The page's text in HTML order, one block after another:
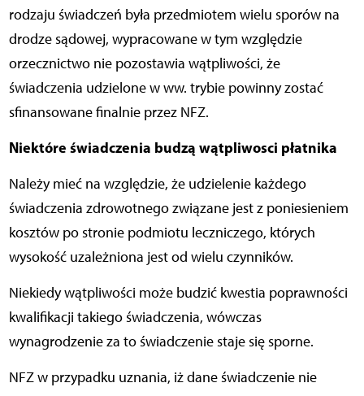
rodzaju świadczeń była przedmiotem wielu sporów na
drodze sądowej, wypracowane w tym względzie
orzecznictwo nie pozostawia wątpliwości, że
świadczenia udzielone w ww. trybie powinny zostać
sfinansowane finalnie przez NFZ.
Niektóre świadczenia budzą wątpliwosci płatnika
Należy mieć na względzie, że udzielenie każdego
świadczenia zdrowotnego związane jest z poniesieniem
kosztów po stronie podmiotu leczniczego, których
wysokość uzależniona jest od wielu czynników.
Niekiedy wątpliwości może budzić kwestia poprawności
kwalifikacji takiego świadczenia, wówczas
wynagrodzenie za to świadczenie staje się sporne.
NFZ w przypadku uznania, iż dane świadczenie nie